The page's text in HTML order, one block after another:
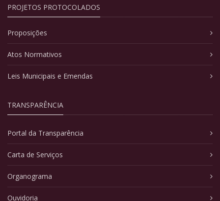
PROJETOS PROTOCOLADOS
Proposições
Atos Normativos
Leis Municipais e Emendas
TRANSPARÊNCIA
Portal da Transparência
Carta de Serviços
Organograma
Ouvidoria